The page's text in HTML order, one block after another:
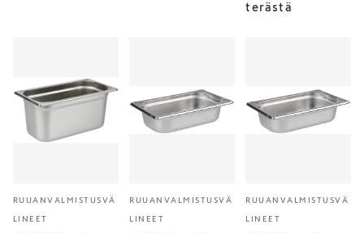
terästä
RUUANVALMISTUSVÄ
LINEET
RUUANVALMISTUSVÄ
LINEET
RUUANVALMISTUSVÄ
LINEET